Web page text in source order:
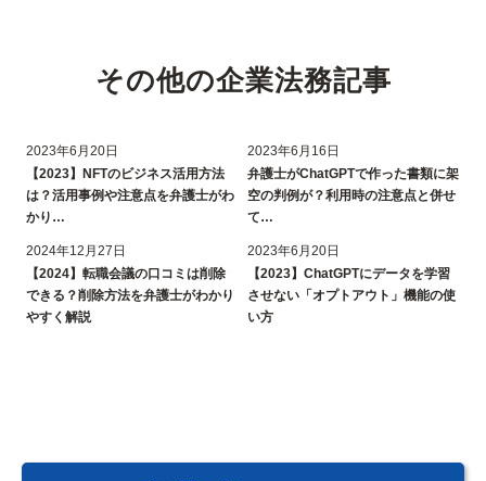
その他の企業法務記事
2023年6月20日
【2023】NFTのビジネス活用方法
は？活用事例や注意点を弁護士がわ
かり…
2023年6月16日
弁護士がChatGPTで作った書類に架
空の判例が？利用時の注意点と併せ
て…
2024年12月27日
【2024】転職会議の口コミは削除
できる？削除方法を弁護士がわかり
やすく解説
2023年6月20日
【2023】ChatGPTにデータを学習
させない「オプトアウト」機能の使
い方